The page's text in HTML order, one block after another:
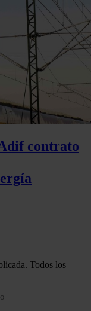
contrato
Todos los